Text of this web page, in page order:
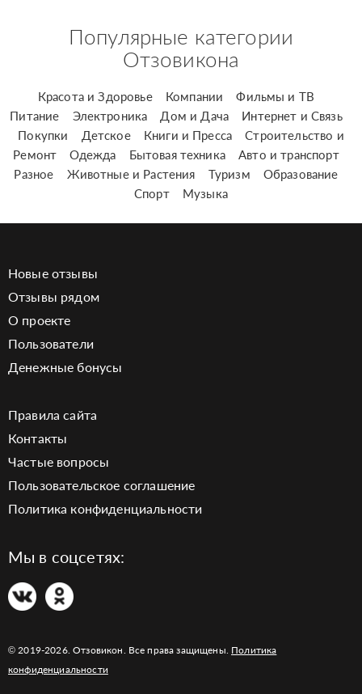
Популярные категории
Отзовикона
Красота и Здоровье Компании
Фильмы и ТВ
Питание
Электроника Дом и Дача
Интернет и Связь
Покупки
Детское Книги и Пресса
Строительство и
Ремонт
Одежда Бытовая техника
Авто и транспорт
Разное
Животные и Растения Туризм
Образование
Спорт
Музыка
Новые отзывы
Отзывы рядом
О проекте
Пользователи
Денежные бонусы
Правила сайта
Контакты
Частые вопросы
Пользовательское соглашение
Политика конфиденциальности
Мы в соцсетях:
© 2019-2026. Отзовикон. Все права защищены. Политика
конфиденциальности